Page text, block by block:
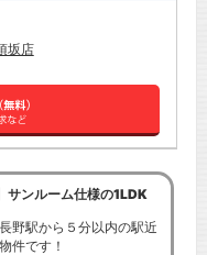
坂店
サンルーム仕様の1LDK
野駅から５分以内の駅近
件です！